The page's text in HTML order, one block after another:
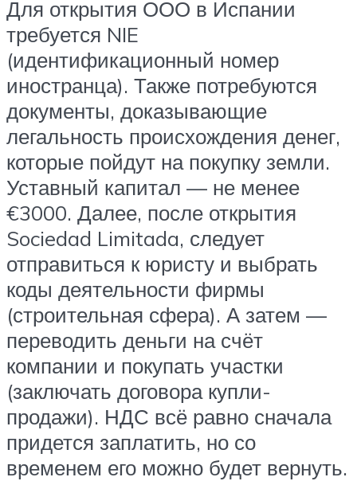
Для открытия ООО в Испании
требуется NIE
(идентификационный номер
иностранца). Также потребуются
документы, доказывающие
легальность происхождения денег,
которые пойдут на покупку земли.
Уставный капитал — не менее
€3000. Далее, после открытия
Sociedad Limitada, следует
отправиться к юристу и выбрать
коды деятельности фирмы
(строительная сфера). А затем —
переводить деньги на счёт
компании и покупать участки
(заключать договора купли-
продажи). НДС всё равно сначала
придется заплатить, но со
временем его можно будет вернуть.